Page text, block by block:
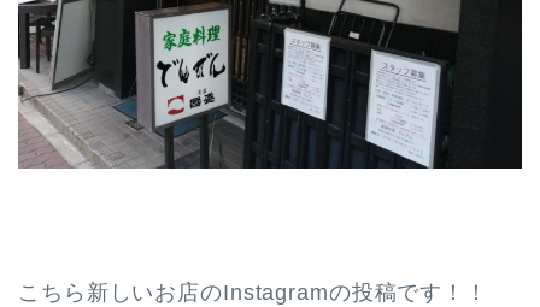
こちら新しいお店のInstagramの投稿です！！